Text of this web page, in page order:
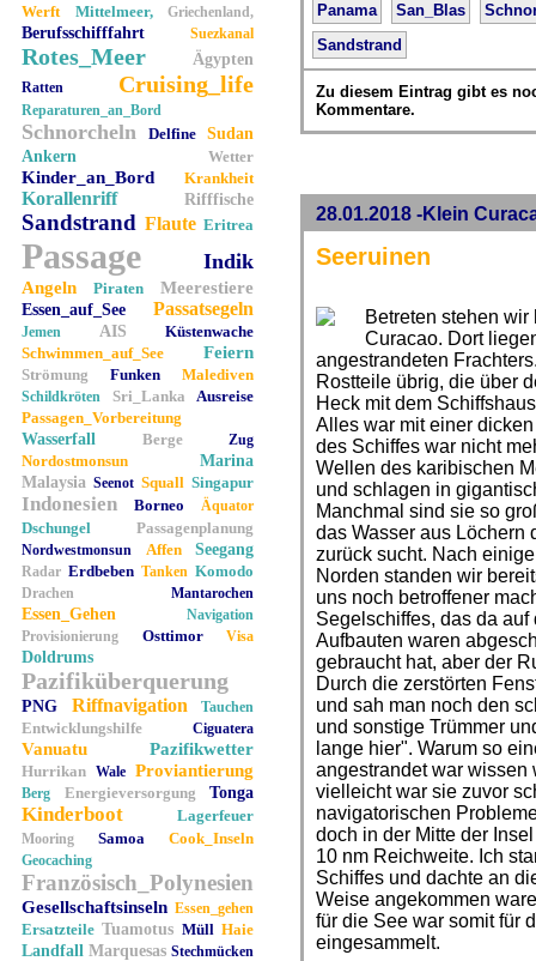
Werft
Mittelmeer, Griechenland,
Berufsschifffahrt Suezkanal
Rotes_Meer Ägypten
Ratten Cruising_life
Reparaturen_an_Bord
Schnorcheln Delfine
Sudan
Ankern
Wetter
Kinder_an_Bord Krankheit
Korallenriff Rifffische
Sandstrand Flaute Eritrea
Passage Indik
Angeln Piraten Meerestiere
Essen_auf_See Passatsegeln
Jemen AIS
Küstenwache
Schwimmen_auf_See
Feiern
Strömung Funken Malediven
Schildkröten Sri_Lanka
Ausreise
Passagen_Vorbereitung
Wasserfall
Berge Zug
Nordostmonsun
Marina
Malaysia Seenot Squall Singapur
Indonesien Borneo Äquator
Dschungel Passagenplanung
Nordwestmonsun Affen Seegang
Radar Erdbeben Tanken Komodo
Drachen Mantarochen
Essen_Gehen
Navigation
Provisionierung
Osttimor Visa
Doldrums
Pazifiküberquerung
PNG Riffnavigation Tauchen
Entwicklungshilfe Ciguatera
Vanuatu Pazifikwetter
Hurrikan Wale Proviantierung
Berg Energieversorgung Tonga
Kinderboot Lagerfeuer
Mooring Samoa Cook_Inseln
Geocaching
Französisch_Polynesien
Gesellschaftsinseln Essen_gehen
Ersatzteile Tuamotus Müll Haie
Landfall Marquesas Stechmücken
Panama San_Blas
Sandstrand
Zu diesem Eintrag gibt es
Kommentare.
28.01.2018 -Klein
Seeruinen
Betreten stehen
Curacao. Dort
angestrandeten
Rostteile übrig, die über
Heck mit dem
Alles war mit einer
des Schiffes war nicht
Wellen des karibischen
und schlagen in
Manchmal sind sie so
das Wasser aus Löchern
zurück sucht. Nach
Norden standen wir
uns noch betroffener
Segelschiffes, das da
Aufbauten waren
gebraucht hat, aber der
Durch die zerstörten
und sah man noch den
und sonstige Trümmer
lange hier". Warum so
angestrandet war wissen
vielleicht war sie zuvor
navigatorischen
doch in der Mitte der
10 nm Reichweite. Ich
Schiffes und dachte an
Weise angekommen
für die See war somit für
eingesammelt.